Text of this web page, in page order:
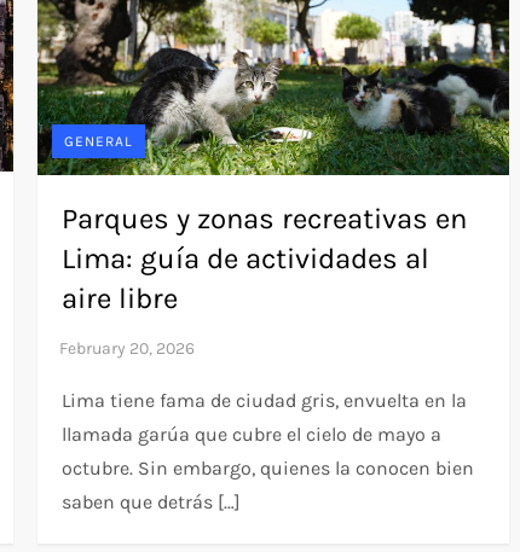
GENERAL
Parques y zonas recreativas en
Lima: guía de actividades al
aire libre
Lima tiene fama de ciudad gris, envuelta en la
llamada garúa que cubre el cielo de mayo a
octubre. Sin embargo, quienes la conocen bien
saben que detrás […]